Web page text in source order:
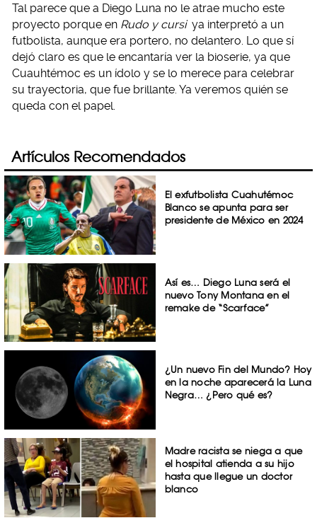
Tal parece que a Diego Luna no le atrae mucho este
proyecto porque en Rudo y cursi ya interpretó a un
futbolista, aunque era portero, no delantero. Lo que sí
dejó claro es que le encantaría ver la bioserie, ya que
Cuauhtémoc es un ídolo y se lo merece para celebrar
su trayectoria, que fue brillante. Ya veremos quién se
queda con el papel.
Artículos Recomendados
El exfutbolista Cuahutémoc
Blanco se apunta para ser
presidente de México en 2024
Así es… Diego Luna será el
nuevo Tony Montana en el
remake de “Scarface”
¿Un nuevo Fin del Mundo? Hoy
en la noche aparecerá la Luna
Negra… ¿Pero qué es?
Madre racista se niega a que
el hospital atienda a su hijo
hasta que llegue un doctor
blanco